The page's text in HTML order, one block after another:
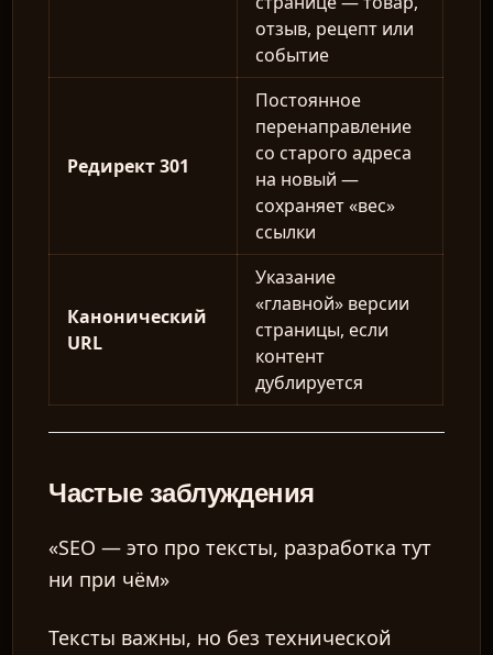
отзыв, рецепт или
событие
Редирект 301
Постоянное
перенаправление
со старого адреса
на новый —
сохраняет «вес»
ссылки
Канонический
URL
Указание
«главной» версии
страницы, если
контент
дублируется
Частые заблуждения
«SEO — это про тексты, разработка тут
ни при чём»
Тексты важны, но без технической